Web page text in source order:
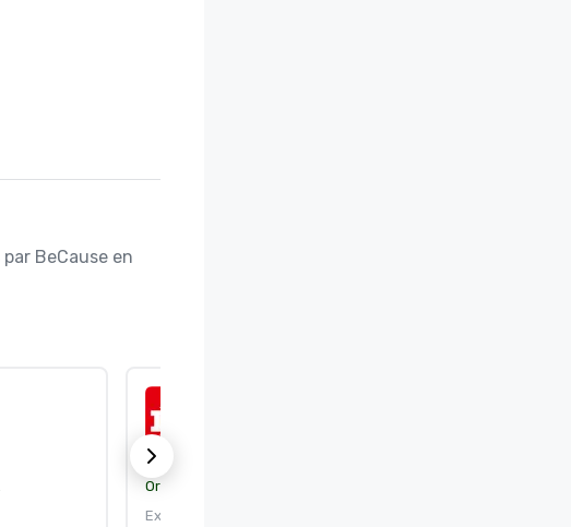
BeCause en
Organisme de certification :
Expire le : 25/09/2026